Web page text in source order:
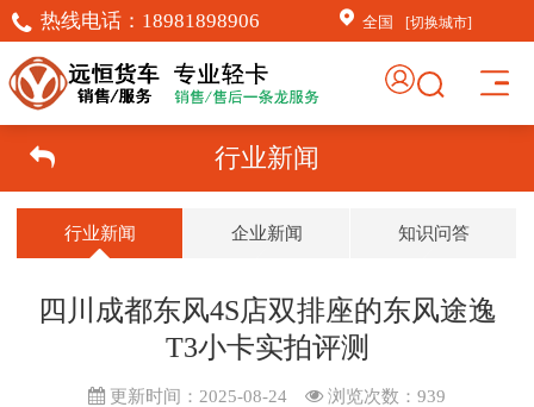
热线电话： 18981898906 全国 [切换城市]
行业新闻
行业新闻 企业新闻 知识问答
四川成都东风4S店双排座的东风途逸
T3小卡实拍评测
更新时间：2025-08-24 浏览次数： 939